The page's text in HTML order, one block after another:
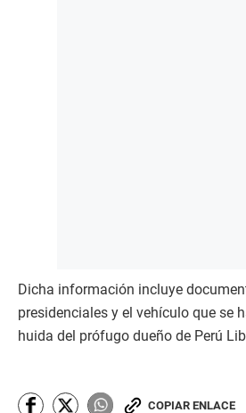
Dicha información incluye
presidenciales y el vehículo que se
huida del prófugo dueño de Perú
COPIAR ENLACE